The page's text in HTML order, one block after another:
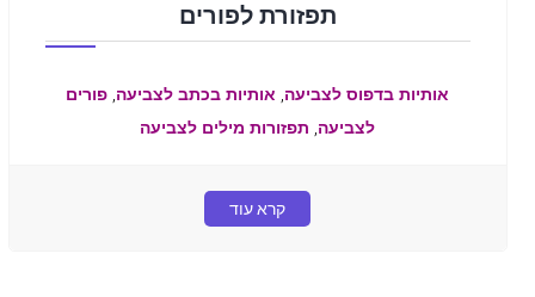
תפזורת לפורים
אותיות בדפוס לצביעה, אותיות בכתב לצביעה, פורים
לצביעה, תפזורות מילים לצביעה
קרא עוד